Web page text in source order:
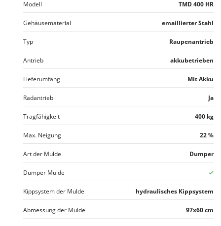
Worx
Yard Force
Zanon
Zephir
ZGrills
Zodiac
Modell TMD 400 HR
Gehäusematerial emaillierter Stahl
Typ Raupenantrieb
Antrieb akkubetrieben
Lieferumfang Mit Akku
Radantrieb Ja
Tragfähigkeit 400 kg
Max. Neigung 22 %
Art der Mulde Dumper
Dumper Mulde
Kippsystem der Mulde hydraulisches Kippsystem
Abmessung der Mulde 97x60 cm